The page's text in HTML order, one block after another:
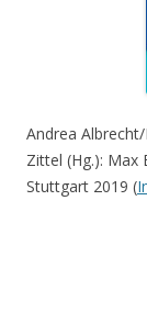
Andrea
Zittel (Hg.):
Stuttgart 2019 (